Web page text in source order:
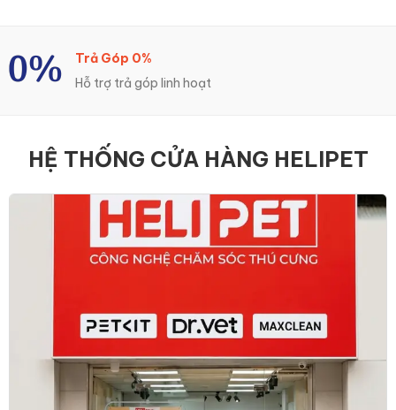
Trả Góp 0%
Hỗ trợ trả góp linh hoạt
HỆ THỐNG CỬA HÀNG HELIPET